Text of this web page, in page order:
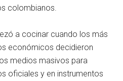
colombianos.
a cocinar cuando los más
económicos decidieron
medios masivos para
oficiales y en instrumentos